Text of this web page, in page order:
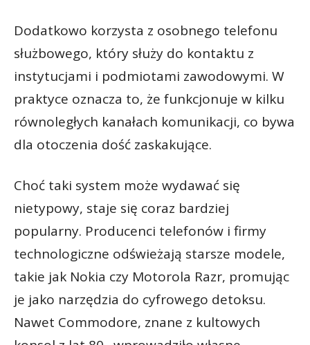
Dodatkowo korzysta z osobnego telefonu
służbowego, który służy do kontaktu z
instytucjami i podmiotami zawodowymi. W
praktyce oznacza to, że funkcjonuje w kilku
równoległych kanałach komunikacji, co bywa
dla otoczenia dość zaskakujące.
Choć taki system może wydawać się
nietypowy, staje się coraz bardziej
popularny. Producenci telefonów i firmy
technologiczne odświeżają starsze modele,
takie jak Nokia czy Motorola Razr, promując
je jako narzędzia do cyfrowego detoksu.
Nawet Commodore, znane z kultowych